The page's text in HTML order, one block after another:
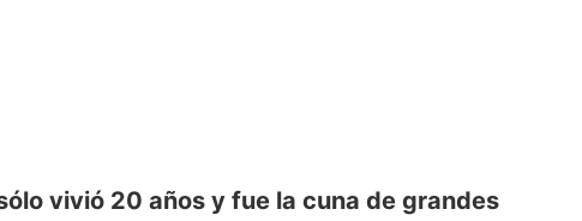
vivió 20 años y fue la cuna de grandes